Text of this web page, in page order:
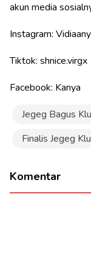
akun media
Instagram:
Tiktok: shnice.virgx
Facebook: Kanya
Jegeg Bagus
Finalis Jegeg
Komentar